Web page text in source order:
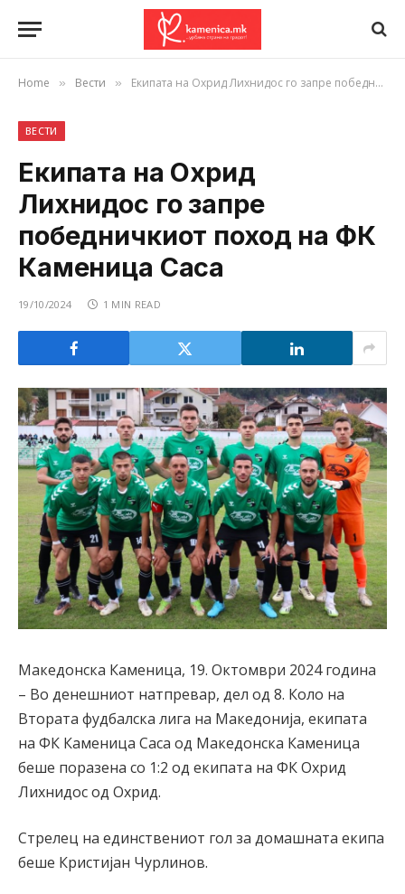
Home » Вести » Екипата на Охрид Лихнидос го запре победничкиот поход на ФК Каменица Саса
ВЕСТИ
Екипата на Охрид
Лихнидос го запре
победничкиот поход на ФК
Каменица Саса
19/10/2024 1 MIN READ
Македонска Каменица, 19. Октомври 2024 година
– Во денешниот натпревар, дел од 8. Коло на
Втората фудбалска лига на Македонија, екипата
на ФК Каменица Саса од Македонска Каменица
беше поразена со 1:2 од екипата на ФК Охрид
Лихнидос од Охрид.
Стрелец на единствениот гол за домашната екипа
беше Кристијан Чурлинов.